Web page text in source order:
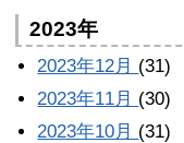
2023年
2023年12月 (31)
2023年11月 (30)
2023年10月 (31)